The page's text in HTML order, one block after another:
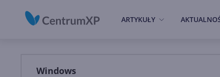
ARTYKUŁY
Windows